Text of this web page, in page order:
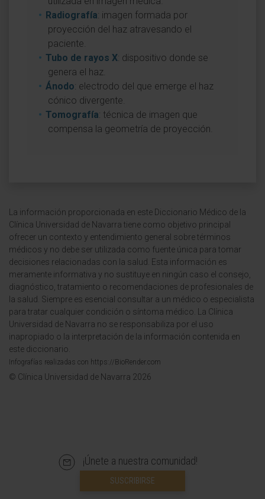
Radiografía: imagen formada por
proyección del haz atravesando el
paciente.
Tubo de rayos X: dispositivo donde se
genera el haz.
Ánodo: electrodo del que emerge el haz
cónico divergente.
Tomografía: técnica de imagen que
compensa la geometría de proyección.
La información proporcionada en este Diccionario Médico de la
Clínica Universidad de Navarra tiene como objetivo principal
ofrecer un contexto y entendimiento general sobre términos
médicos y no debe ser utilizada como fuente única para tomar
decisiones relacionadas con la salud. Esta información es
meramente informativa y no sustituye en ningún caso el consejo,
diagnóstico, tratamiento o recomendaciones de profesionales de
la salud. Siempre es esencial consultar a un médico o especialista
para tratar cualquier condición o síntoma médico. La Clínica
Universidad de Navarra no se responsabiliza por el uso
inapropiado o la interpretación de la información contenida en
este diccionario.
Infografías realizadas con https://BioRender.com
© Clínica Universidad de Navarra 2026
¡Únete a nuestra comunidad!
SUSCRIBIRSE